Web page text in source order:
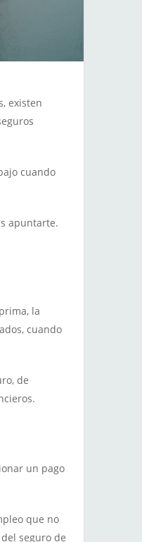
existen
cuando
apuntarte.
la
cuando
de
un pago
que no
seguro de